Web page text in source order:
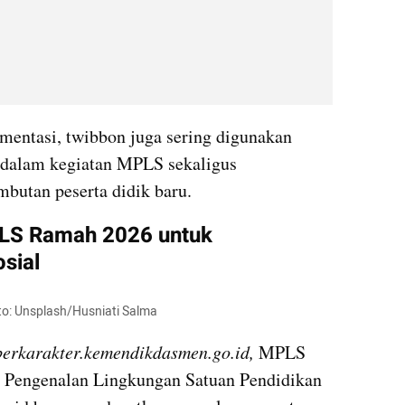
twibbon juga sering digunakan
kegiatan MPLS sekaligus
peserta didik baru.
Ramah 2026 untuk
Unsplash/Husniati Salma
MPLS
Lingkungan Satuan Pendidikan